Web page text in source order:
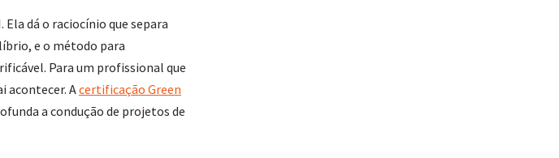
dá o raciocínio que separa
e o método para
Para um profissional que
acontecer. Acertificação Green
a condução de projetos de